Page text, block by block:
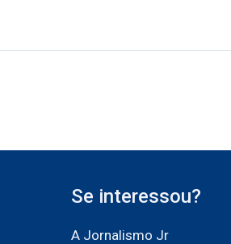
Se interessou?
A Jornalismo Jr